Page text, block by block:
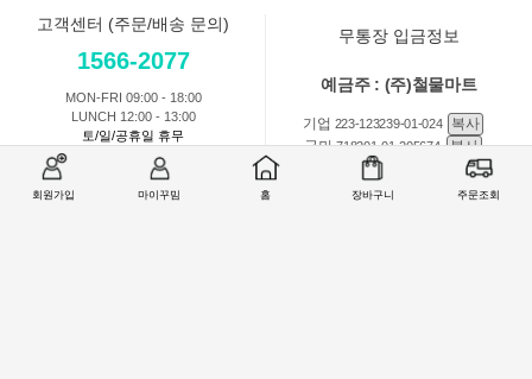
회원가입 마이꾸밈 홈 장바구니 주문조회
고객센터 (주문/배송 문의)
1566-2077
MON-FRI 09:00 - 18:00
LUNCH 12:00 - 13:00
토/일/공휴일 휴무
무통장 입금정보
예금주 : (주)철물마트
기업 223-123239-01-024
복사
국민718201-01-205674
복사
301-0168-3882-11 복사